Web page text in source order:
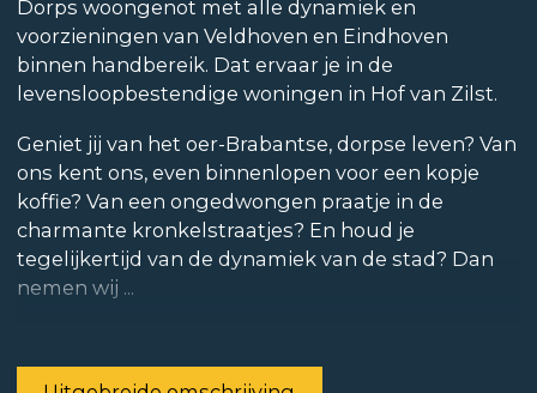
Dorps woongenot met alle dynamiek en
voorzieningen van Veldhoven en Eindhoven
binnen handbereik. Dat ervaar je in de
levensloopbestendige woningen in Hof van Zilst.
Geniet jij van het oer-Brabantse, dorpse leven? Van
ons kent ons, even binnenlopen voor een kopje
koffie? Van een ongedwongen praatje in de
charmante kronkelstraatjes? En houd je
tegelijkertijd van de dynamiek van de stad? Dan
nemen wij ...